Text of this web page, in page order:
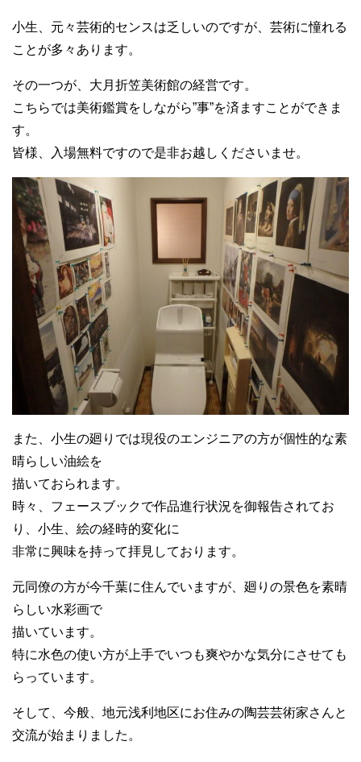
小生、元々芸術的センスは乏しいのですが、芸術に憧れる
ことが多々あります。
その一つが、大月折笠美術館の経営です。
こちらでは美術鑑賞をしながら”事”を済ますことができま
す。
皆様、入場無料ですので是非お越しくださいませ。
また、小生の廻りでは現役のエンジニアの方が個性的な素
晴らしい油絵を
描いておられます。
時々、フェースブックで作品進行状況を御報告されてお
り、小生、絵の経時的変化に
非常に興味を持って拝見しております。
元同僚の方が今千葉に住んでいますが、廻りの景色を素晴
らしい水彩画で
描いています。
特に水色の使い方が上手でいつも爽やかな気分にさせても
らっています。
そして、今般、地元浅利地区にお住みの陶芸芸術家さんと
交流が始まりました。